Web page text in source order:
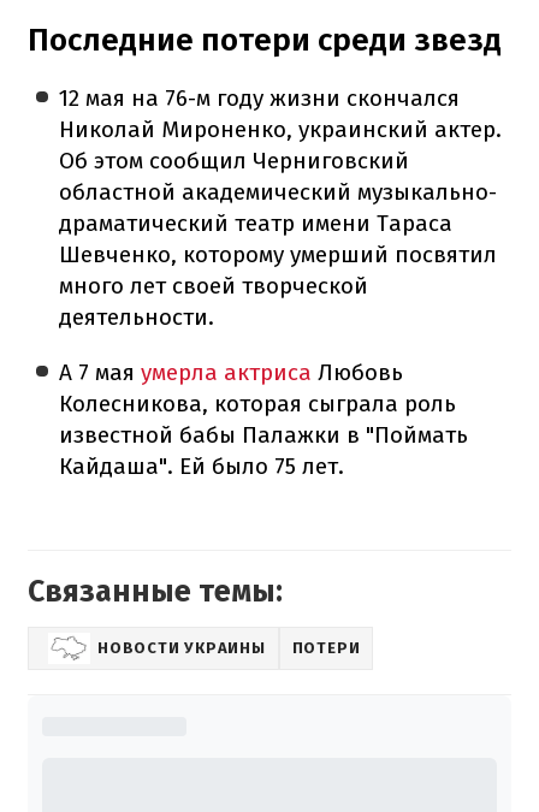
Последние потери среди звезд
12 мая на 76-м году жизни скончался
Николай Мироненко, украинский актер.
Об этом сообщил Черниговский
областной академический музыкально-
драматический театр имени Тараса
Шевченко, которому умерший посвятил
много лет своей творческой
деятельности.
А 7 маяумерла актриса Любовь
Колесникова, которая сыграла роль
известной бабы Палажки в "Поймать
Кайдаша". Ей было 75 лет.
Связанные темы:
НОВОСТИ УКРАИНЫ ПОТЕРИ